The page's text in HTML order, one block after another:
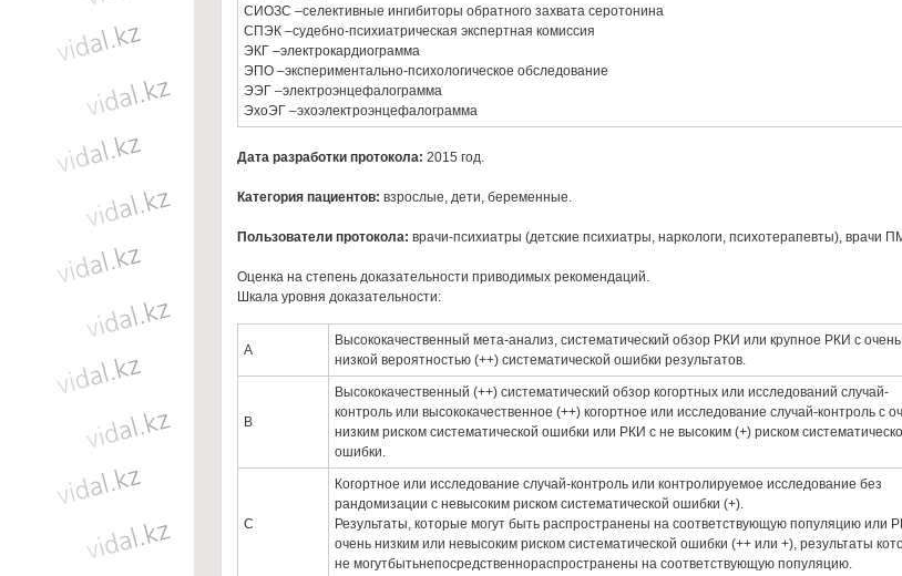
СИОЗС –селективные ингибиторы обратного захвата серотонина
СПЭК –судебно-психиатрическая экспертная комиссия
ЭКГ –электрокардиограмма
ЭПО –экспериментально-психологическое обследование
ЭЭГ –электроэнцефалограмма
ЭхоЭГ –эхоэлектроэнцефалограмма
Дата разработки протокола: 2015 год.
Категория пациентов: взрослые, дети, беременные.
Пользователи протокола: врачи-психиатры (детские психиатры, наркологи, психотерапевты), врачи
Оценка на степень доказательности приводимых рекомендаций.
Шкала уровня доказательности:
А
Высококачественный мета-анализ, систематический обзор РКИ или крупное РКИ с очень
низкой вероятностью (++) систематической ошибки результатов.
В
Высококачественный (++) систематический обзор когортных или исследований случай-
контроль или высококачественное (++) когортное или исследование случай-контроль с
низким риском систематической ошибки или РКИ с не высоким (+) риском
ошибки.
С
Когортное или исследование случай-контроль или контролируемое исследование без
рандомизации с невысоким риском систематической ошибки (+).
Результаты, которые могут быть распространены на соответствующую популяцию или
очень низким или невысоким риском систематической ошибки (++ или +), результаты
не могутбытьнепосредственнораспространены на соответствующую популяцию.